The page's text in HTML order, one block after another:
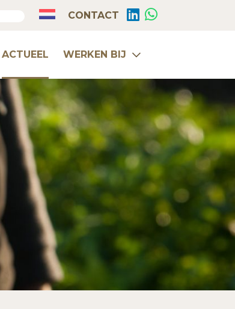
CONTACT
ACTUEEL WERKEN BIJ